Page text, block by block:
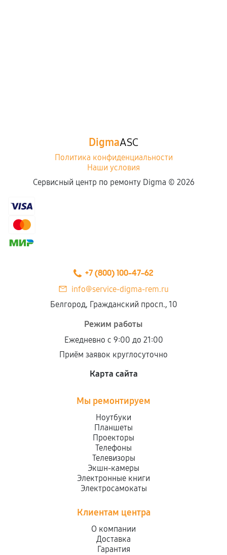
DigmaASC
Политика конфиденциальности
Наши условия
Сервисный центр по ремонту Digma © 2026
+7 (800) 100-47-62
info@service-digma-rem.ru
Белгород, Гражданский просп., 10
Режим работы
Ежедневно с 9:00 до 21:00
Приём заявок круглосуточно
Карта сайта
Мы ремонтируем
Ноутбуки
Планшеты
Проекторы
Телефоны
Телевизоры
Экшн-камеры
Электронные книги
Электросамокаты
Клиентам центра
О компании
Доставка
Гарантия